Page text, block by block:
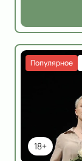
18+
Популярное